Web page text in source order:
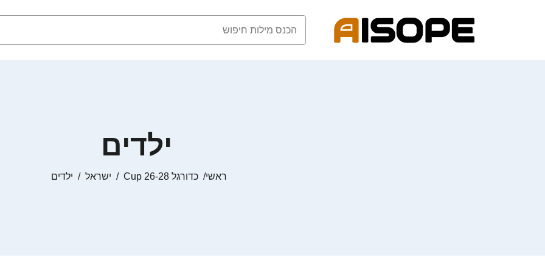
ילדים
ראשי כדורגל Cup 26-28 ישראל ילדים